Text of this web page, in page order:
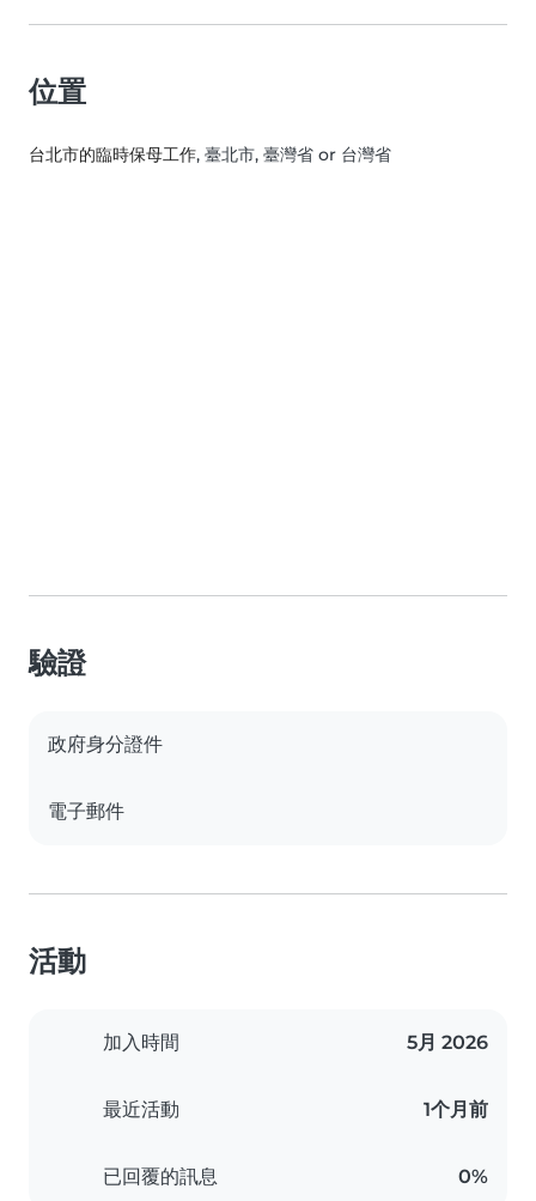
位置
台北市的臨時保母工作, 臺北市, 臺灣省 or 台灣省
驗證
政府身分證件
電子郵件
活動
加入時間 5月 2026
最近活動 1个月前
已回覆的訊息 0%